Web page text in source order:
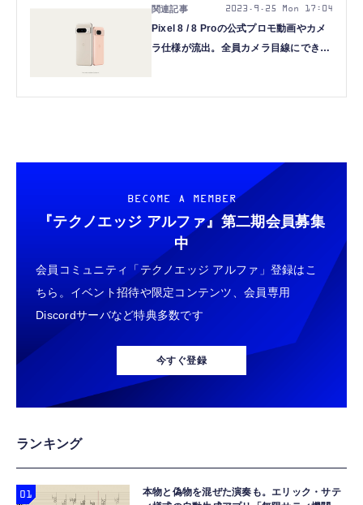
Pixel 8 / 8 Proの公式プロモ動画やカメ
ラ仕様が流出。全員カメラ目線にできる
2023.9.25 Mon 17:04
BECOME A MEMBER
『テクノエッジ アルファ』 第二期会員募集
中
会員コミュニティ「テクノエッジ アルファ」登録はこ
ちら。イベント招待や限定コンテンツ、会員専用
Discordサーバなど特典多数です
今すぐ登録
ランキング
本物と偽物を混ぜた演奏も。エリック・サテ